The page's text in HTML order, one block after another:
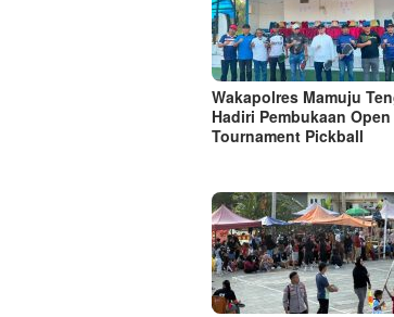
Wakapolres Mamuju
Hadiri Pembukaan Open
Tournament Pickball